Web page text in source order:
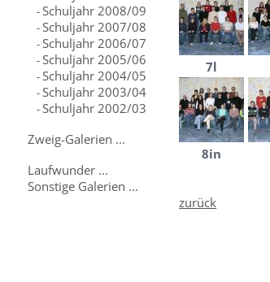
-Schuljahr 2008/09
-Schuljahr 2007/08
-Schuljahr 2006/07
-Schuljahr 2005/06
-Schuljahr 2004/05
-Schuljahr 2003/04
-Schuljahr 2002/03
Zweig-Galerien ...
Laufwunder ...
Sonstige Galerien ...
7l
8in
zurück